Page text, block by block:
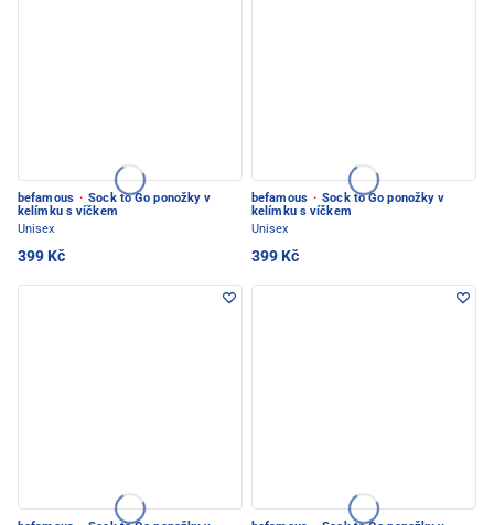
befamous · Sock to Go ponožky v
kelímku s víčkem
Unisex
399 Kč
befamous · Sock to Go ponožky v
kelímku s víčkem
Unisex
399 Kč